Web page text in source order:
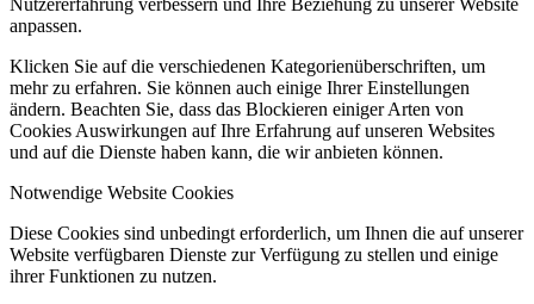
anpassen.
Klicken Sie auf die verschiedenen Kategorienüberschriften, um
mehr zu erfahren. Sie können auch einige Ihrer Einstellungen
ändern. Beachten Sie, dass das Blockieren einiger Arten von
Cookies Auswirkungen auf Ihre Erfahrung auf unseren Websites
und auf die Dienste haben kann, die wir anbieten können.
Notwendige Website Cookies
Diese Cookies sind unbedingt erforderlich, um Ihnen die auf unserer
Website verfügbaren Dienste zur Verfügung zu stellen und einige
ihrer Funktionen zu nutzen.